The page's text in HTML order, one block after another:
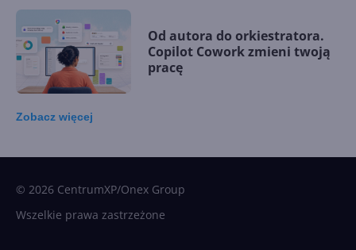
Od autora do orkiestratora.
Copilot Cowork zmieni twoją
pracę
Zobacz więcej
© 2026 CentrumXP/Onex Group
Wszelkie prawa zastrzeżone